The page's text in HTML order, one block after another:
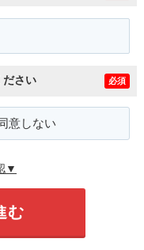
ださい 必須
意しない
▼